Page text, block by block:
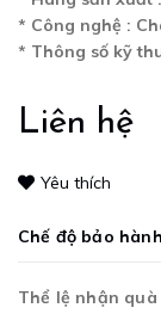
* Công nghệ :
* Thông số kỹ
Liên hệ
Yêu thích
Chế độ bảo
Thể lệ nhận quà